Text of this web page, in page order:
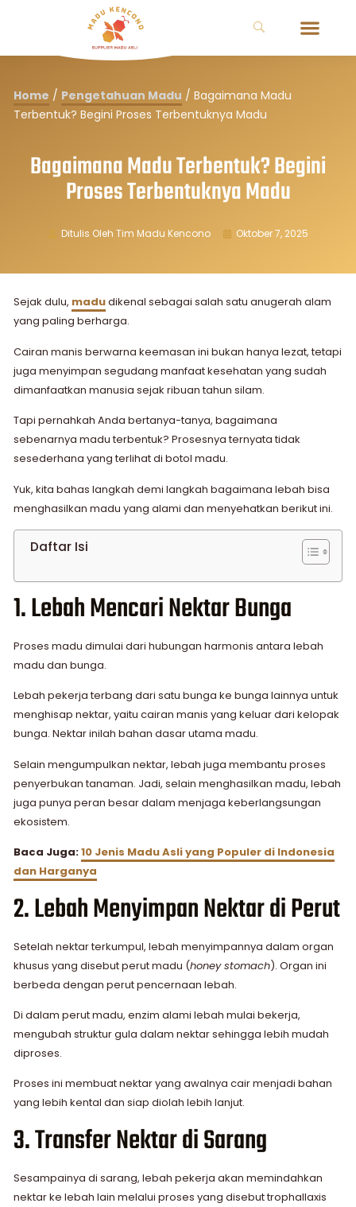
Home / Pengetahuan Madu / Bagaimana Madu
Terbentuk? Begini Proses Terbentuknya Madu
Bagaimana Madu Terbentuk? Begini
Proses Terbentuknya Madu
Ditulis Oleh Tim Madu Kencono Oktober 7, 2025
Sejak dulu, madudikenal sebagai salah satu anugerah alam
yang paling berharga.
Cairan manis berwarna keemasan ini bukan hanya lezat, tetapi
juga menyimpan segudang manfaat kesehatan yang sudah
dimanfaatkan manusia sejak ribuan tahun silam.
Tapi pernahkah Anda bertanya-tanya, bagaimana
sebenarnya madu terbentuk? Prosesnya ternyata tidak
sesederhana yang terlihat di botol madu.
Yuk, kita bahas langkah demi langkah bagaimana lebah bisa
menghasilkan madu yang alami dan menyehatkan berikut ini.
Daftar Isi
1. Lebah Mencari Nektar Bunga
Proses madu dimulai dari hubungan harmonis antara lebah
madu dan bunga.
Lebah pekerja terbang dari satu bunga ke bunga lainnya untuk
menghisap nektar, yaitu cairan manis yang keluar dari kelopak
bunga. Nektar inilah bahan dasar utama madu.
Selain mengumpulkan nektar, lebah juga membantu proses
penyerbukan tanaman. Jadi, selain menghasilkan madu, lebah
juga punya peran besar dalam menjaga keberlangsungan
ekosistem.
Baca Juga:10 Jenis Madu Asli yang Populer di Indonesia
dan Harganya
2. Lebah Menyimpan Nektar di Perut
Setelah nektar terkumpul, lebah menyimpannya dalam organ
khusus yang disebut perut madu (honey stomach). Organ ini
berbeda dengan perut pencernaan lebah.
Di dalam perut madu, enzim alami lebah mulai bekerja,
mengubah struktur gula dalam nektar sehingga lebih mudah
diproses.
Proses ini membuat nektar yang awalnya cair menjadi bahan
yang lebih kental dan siap diolah lebih lanjut.
3. Transfer Nektar di Sarang
Sesampainya di sarang, lebah pekerja akan memindahkan
nektar ke lebah lain melalui proses yang disebut trophallaxis